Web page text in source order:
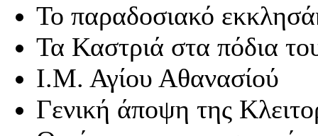
Το παραδοσιακό
Τα Καστριά στα πόδια
Ι.Μ. Αγίου Αθανασίού
Γενική άποψη της